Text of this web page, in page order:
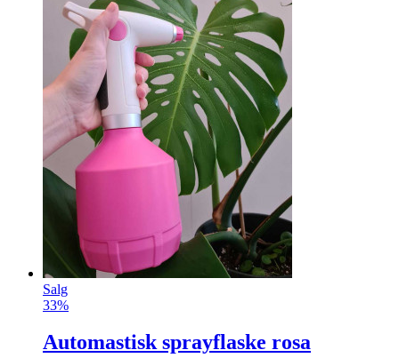
Salg
33%
Automastisk sprayflaske rosa